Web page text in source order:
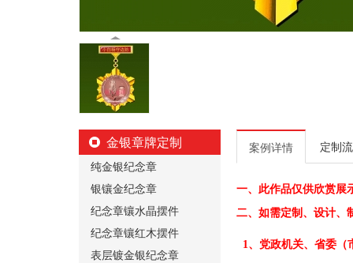
金银章牌定制
纯金银纪念章
银镶金纪念章
纪念章镶水晶摆件
纪念章镶红木摆件
表层镀金银纪念章
案例详情 定制
一、 此作品仅供欣赏展
二、 如需定制、设计、
1、党政机关、省委（